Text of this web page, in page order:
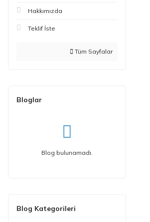
Hakkımızda
Teklif İste
Tüm Sayfalar
Bloglar
Blog bulunamadı.
Blog Kategorileri